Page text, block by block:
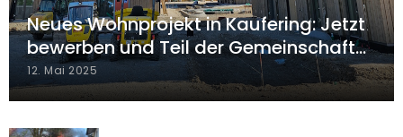
Neues Wohnprojekt in Kaufering: Jetzt
bewerben und Teil der Gemeinschaft…
12. Mai 2025